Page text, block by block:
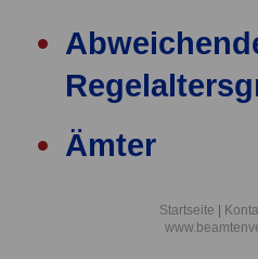
Ämter
Startseite